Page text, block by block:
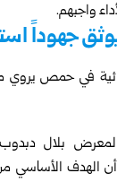
واجبهم.
جهوداً
بلال
أن الهدف الأساسي